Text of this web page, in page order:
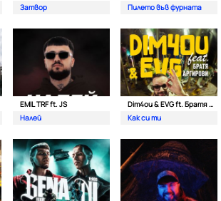
Затвор
Пилето във фурната
EMIL TRF ft. JS
Налей
Dim4ou & EVG ft. Братя Аргирови
Как си ти